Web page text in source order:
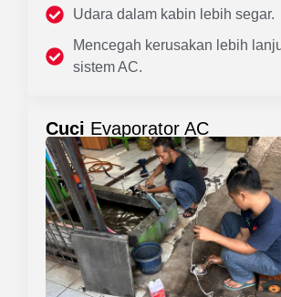
Udara dalam kabin lebih segar.
Mencegah kerusakan lebih
sistem AC.
Cuci Evaporator AC